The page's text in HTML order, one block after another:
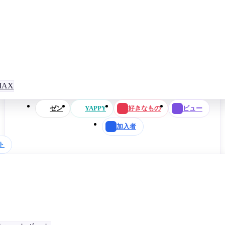
ゼン YAPPY 好きなもの ビュー
加入者